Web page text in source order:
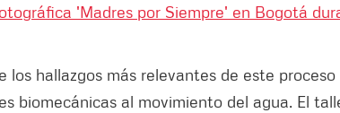
'Madres por Siempre' en Bogotá
hallazgos más relevantes de este proceso
biomecánicas al movimiento del agua. El